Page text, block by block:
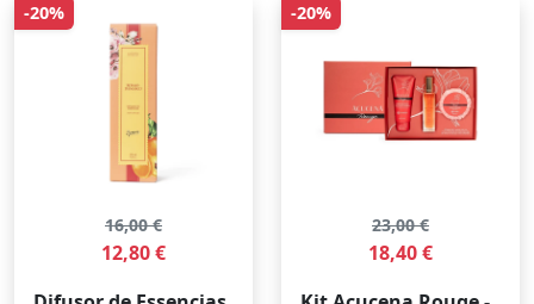
-20%
16,00 €
12,80 €
-20%
23,00 €
18,40 €